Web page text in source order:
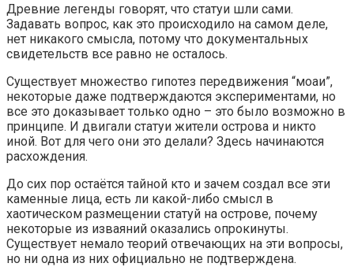
Древние легенды говорят, что статуи шли сами.
Задавать вопрос, как это происходило на самом деле,
нет никакого смысла, потому что документальных
свидетельств все равно не осталось.
Существует множество гипотез передвижения “моаи”,
некоторые даже подтверждаются экспериментами, но
все это доказывает только одно – это было возможно в
принципе. И двигали статуи жители острова и никто
иной. Вот для чего они это делали? Здесь начинаются
расхождения.
До сих пор остаётся тайной кто и зачем создал все эти
каменные лица, есть ли какой-либо смысл в
хаотическом размещении статуй на острове, почему
некоторые из изваяний оказались опрокинуты.
Существует немало теорий отвечающих на эти вопросы,
но ни одна из них официально не подтверждена.